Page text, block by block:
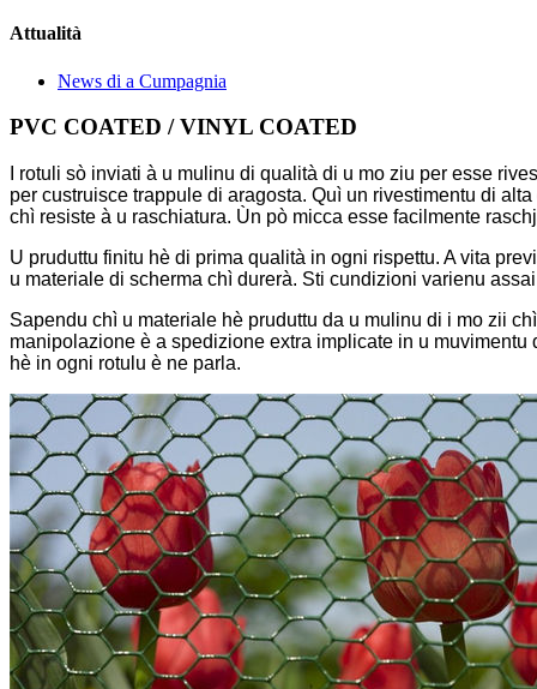
Attualità
News di a Cumpagnia
PVC COATED / VINYL COATED
I rotuli sò inviati à u mulinu di qualità di u mo ziu per esse
per custruisce trappule di aragosta. Quì un rivestimentu di
chì resiste à u raschiatura. Ùn pò micca esse facilmente
U pruduttu finitu hè di prima qualità in ogni rispettu. A vita
u materiale di scherma chì durerà. Sti cundizioni varienu
Sapendu chì u materiale hè pruduttu da u mulinu di i mo zii
manipolazione è a spedizione extra implicate in u
hè in ogni rotulu è ne parla.